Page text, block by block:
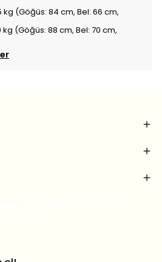
kg (Göğüs: 84 cm, Bel: 66 cm,
(Göğüs: 88 cm, Bel: 70 cm,